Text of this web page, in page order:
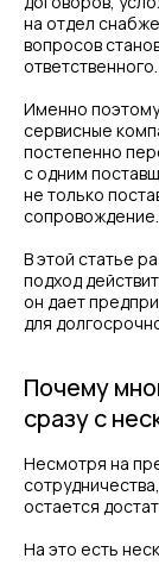
на отдел
вопросов
ответственного.
Именно
сервисные
постепенно
с одним
не только
сопровождение.
В этой статье
подход
он дает
для
Почему
сразу с
Несмотря на
остается
На это есть